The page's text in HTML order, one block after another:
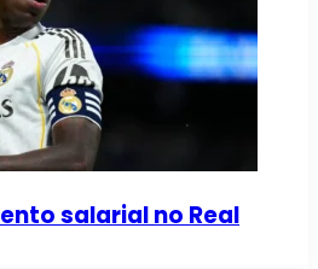
salarial no Real